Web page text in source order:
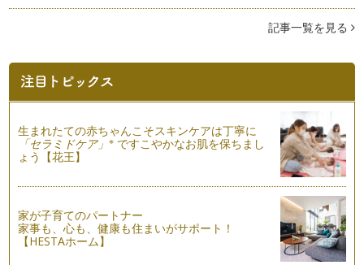
食べるだけじゃない！サツマイモの楽しみ方～蔓でリース作り
今年の春、日本一美しい村・群馬県昭和村にあるミキハウスフ
ひと手間かけて。もっと！もっと美味しくなる秋野菜！！
朝晩だけじゃなく、日中に吹く風にも季節の移ろいを感じるよ
冷蔵庫に入れる野菜と、入れない野菜
お店の野菜売り場のディスプレイは、ハロウィンをイメージし
「食べることは、つながること。つなげること。」絵本から学
ぶ食べること。
9月に入り、日に日に夏から秋へと季節が移り変わってきまし
記事一覧を見る
生まれたての赤ちゃんこそスキンケアは丁寧に
「セラミドケア」※ ですこやかなお肌を保ちまし
ょう【花王】
家が子育てのパートナー
家事も、心も、健康も住まいがサポート！
【HESTAホーム】